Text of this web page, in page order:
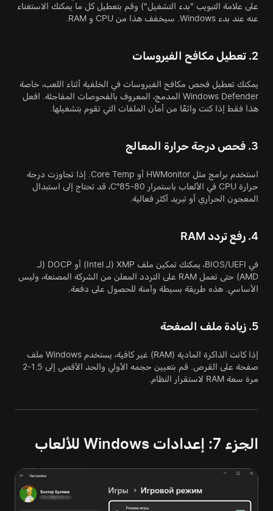
على علامة التبويب "بدء التشغيل") وقم بتعطيل كل ما يمكنك الاستغناء
عنه عند بدء Windows. سيخفف هذا من CPU و RAM.
2. تعطيل مكافح الفيروسات
يمكنك تعطيل فحص مكافح الفيروسات في الخلفية أثناء اللعب، خاصة
Windows Defender المدمج، المعروف بالفحوصات المفاجئة. افعل
هذا فقط إذا كنت واثقًا من أمان الملفات التي تقوم بتشغيلها.
3. فحص درجة حرارة المعالج
استخدم برامج مثل HWMonitor أو Core Temp. إذا تجاوزت درجة
حرارة CPU في الألعاب باستمرار 80-85°C، قد تحتاج إلى استبدال
المعجون الحراري أو تبريد أكثر فعالية.
4. رفع تردد RAM
في BIOS/UEFI، يمكنك تمكين ملف XMP (لـ Intel) أو DOCP (لـ
AMD) حتى تعمل RAM على التردد المعلن من الشركة المصنعة، وليس
الأساسي. هذه طريقة بسيطة وآمنة للحصول على دفعة.
5. زيادة ملف الصفحة
إذا كانت الذاكرة المادية (RAM) غير كافية، يستخدم Windows ملف
صفحة على القرص. قم بتعيين حجمه الأولي والحد الأقصى إلى 1.5-2
مرة سعة RAM لاستقرار النظام.
الجزء 7: إعدادات Windows للألعاب